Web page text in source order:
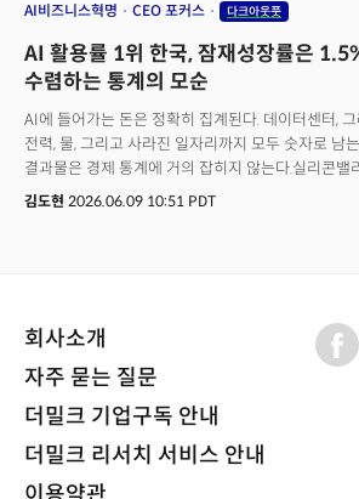
AI비즈니스혁명 CEO 포커스 다크아웃풋
AI 활용률 1위 한국, 잠재성장률은
수렴하는 통계의 모순
AI에 들어가는 돈은 정확히 집계된다. 데이터센터,
전력, 물, 그리고 사라진 일자리까지 모두 숫자로 남
결과물은 경제 통계에 거의 잡히지 않는다.실리콘밸
세미애널리시스(SemiAnalysis)는 이렇게 측정되지
김도현 2026.06.09 10:51 PDT
회사소개
자주 묻는 질문
더밀크 기업구독 안내
더밀크 리서치 서비스 안내